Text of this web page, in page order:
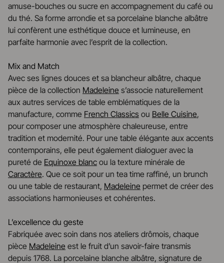
amuse-bouches ou sucre en accompagnement du café ou
du thé. Sa forme arrondie et sa porcelaine blanche albâtre
lui confèrent une esthétique douce et lumineuse, en
parfaite harmonie avec l’esprit de la collection.
Mix and Match
Avec ses lignes douces et sa blancheur albâtre, chaque
pièce de la collection Madeleine s’associe naturellement
aux autres services de table emblématiques de la
manufacture, comme French Classics ou Belle Cuisine,
pour composer une atmosphère chaleureuse, entre
tradition et modernité. Pour une table élégante aux accents
contemporains, elle peut également dialoguer avec la
pureté de Equinoxe blanc ou la texture minérale de
Caractère. Que ce soit pour un tea time raffiné, un brunch
ou une table de restaurant, Madeleine permet de créer des
associations harmonieuses et cohérentes.
L’excellence du geste
Fabriquée avec soin dans nos ateliers drômois, chaque
pièce Madeleine est le fruit d’un savoir-faire transmis
depuis 1768. La porcelaine blanche albâtre, signature de